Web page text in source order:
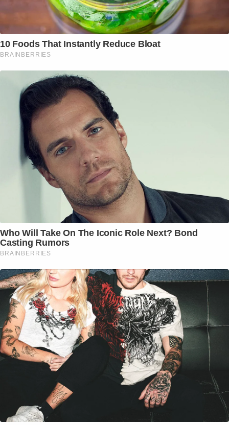
10 Foods That Instantly Reduce Bloat
BRAINBERRIES
Who Will Take On The Iconic Role Next? Bond
Casting Rumors
BRAINBERRIES